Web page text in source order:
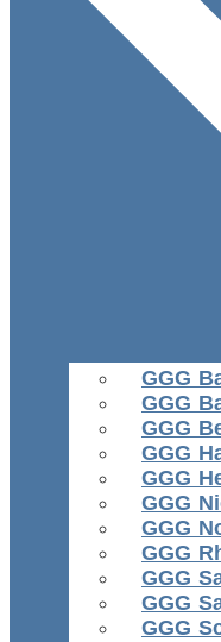
GGG
GGG
GGG
GGG
GGG
GGG
GGG
GGG
GGG
GGG
GGG